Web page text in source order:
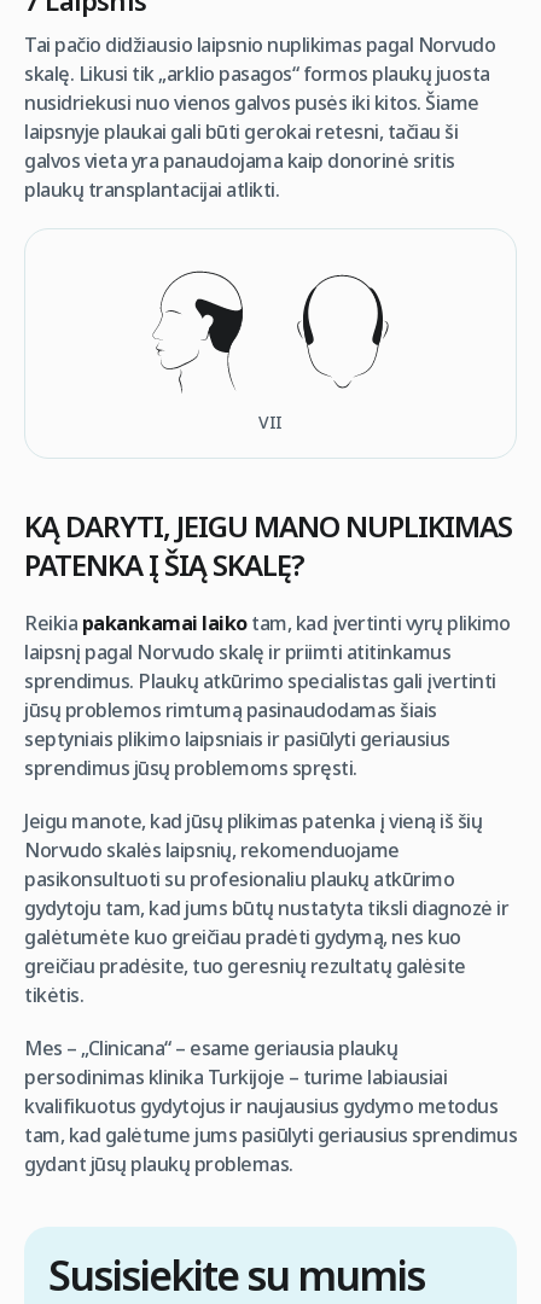
Tai pačio didžiausio laipsnio nuplikimas pagal Norvudo
skalę. Likusi tik „arklio pasagos“ formos plaukų juosta
nusidriekusi nuo vienos galvos pusės iki kitos. Šiame
laipsnyje plaukai gali būti gerokai retesni, tačiau ši
galvos vieta yra panaudojama kaip donorinė sritis
plaukų transplantacijai atlikti.
VII
KĄ DARYTI, JEIGU MANO NUPLIKIMAS
PATENKA Į ŠIĄ SKALĘ?
Reikia pakankamai laikotam, kad įvertinti vyrų plikimo
laipsnį pagal Norvudo skalę ir priimti atitinkamus
sprendimus. Plaukų atkūrimo specialistas gali įvertinti
jūsų problemos rimtumą pasinaudodamas šiais
septyniais plikimo laipsniais ir pasiūlyti geriausius
sprendimus jūsų problemoms spręsti.
Jeigu manote, kad jūsų plikimas patenka į vieną iš šių
Norvudo skalės laipsnių, rekomenduojame
pasikonsultuoti su profesionaliu plaukų atkūrimo
gydytoju tam, kad jums būtų nustatyta tiksli diagnozė ir
galėtumėte kuo greičiau pradėti gydymą, nes kuo
greičiau pradėsite, tuo geresnių rezultatų galėsite
tikėtis.
Mes – „Clinicana“ – esame geriausia plaukų
persodinimas klinika Turkijoje – turime labiausiai
kvalifikuotus gydytojus ir naujausius gydymo metodus
tam, kad galėtume jums pasiūlyti geriausius sprendimus
gydant jūsų plaukų problemas.
Susisiekite su mumis